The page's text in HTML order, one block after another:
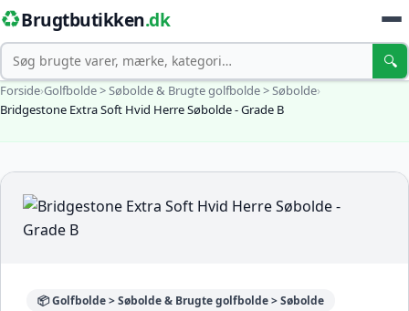
♻️Brugtbutikken.dk
Søg 🔍
Forside›Golfbolde > Søbolde & Brugte golfbolde > Søbolde›
Bridgestone Extra Soft Hvid Herre Søbolde - Grade B
📦 Golfbolde > Søbolde & Brugte golfbolde > Søbolde